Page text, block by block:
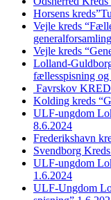
Horsens
Vejle kreds
Vejle kreds
Lolland-
fællesspisning
Favrskov
Kolding kreds
ULF-ungdom
8.6.2024
Frederikshavn
Svendborg
ULF-ungdom
1.6.2024
ULF-Ungdom